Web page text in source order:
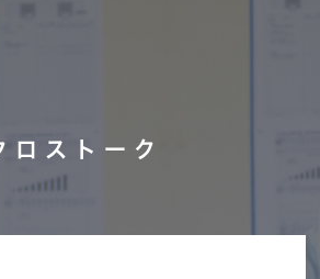
ロストーク